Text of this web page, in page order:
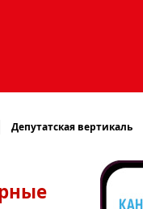
Депутатская вертикаль